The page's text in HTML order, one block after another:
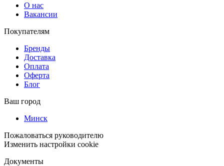
О нас
Вакансии
Покупателям
Бренды
Доставка
Оплата
Оферта
Блог
Ваш город
Минск
Пожаловаться руководителю
Изменить настройки cookie
Документы